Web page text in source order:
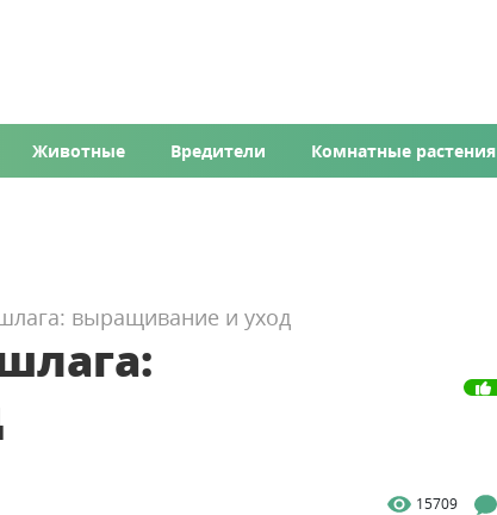
Животные Вредители Комнатные растения
выращивание и уход
15709